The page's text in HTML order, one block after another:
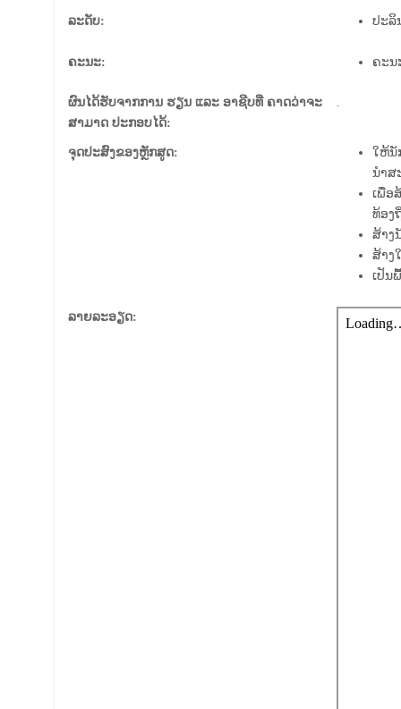
ລະດັບ: ປະລິ
ຄະນະ: ຄະນ
ຜົນໄດ້ຮັບຈາກການ ຮຽນ ແລະ ອາຊີບທີ່ ຄາດວ່າຈະ
ສາມາດ ປະກອບໄດ້:
.
ຈຸດປະສົງຂອງຫຼັກສູດ:
ໃຫ້ນັ
ນຳສ
ເພື່ອ
ທ້ອງ
ສ້າງ
ສ້າງ
ເປັນ
ລາຍລະອຽດ: